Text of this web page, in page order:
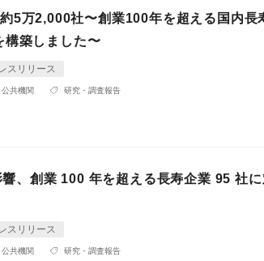
5万2,000社〜創業100年を超える国内長
構築しました〜
スリリース
公共機関 研究・調査報告
、創業 100 年を超える長寿企業 95 社に
スリリース
公共機関 研究・調査報告